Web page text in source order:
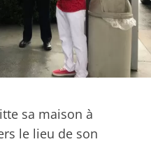
sa maison à
le lieu de son